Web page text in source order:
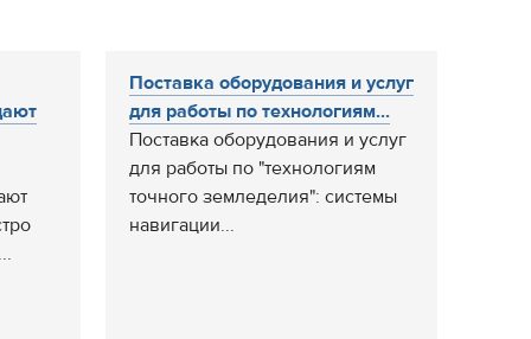
Поставка оборудования и услуг
для работы по технологиям...
Поставка оборудования и услуг
для работы по "технологиям
точного земледелия": системы
навигации...